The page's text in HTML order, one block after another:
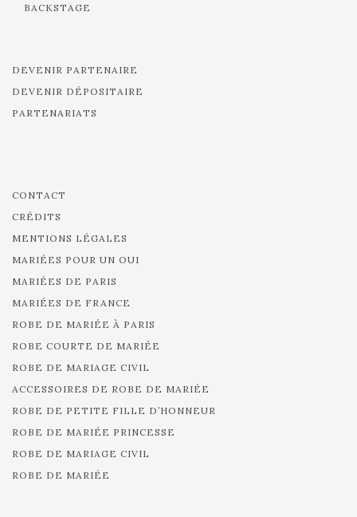
BACKSTAGE
DEVENIR PARTENAIRE
DEVENIR DÉPOSITAIRE
PARTENARIATS
CONTACT
CRÉDITS
MENTIONS LÉGALES
MARIÉES POUR UN OUI
MARIÉES DE PARIS
MARIÉES DE FRANCE
ROBE DE MARIÉE À PARIS
ROBE COURTE DE MARIÉE
ROBE DE MARIAGE CIVIL
ACCESSOIRES DE ROBE DE MARIÉE
ROBE DE PETITE FILLE D’HONNEUR
ROBE DE MARIÉE PRINCESSE
ROBE DE MARIAGE CIVIL
ROBE DE MARIÉE